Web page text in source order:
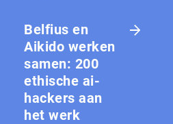
Belfius en
Aikido werken
samen: 200
ethische ai-
hackers aan
het werk